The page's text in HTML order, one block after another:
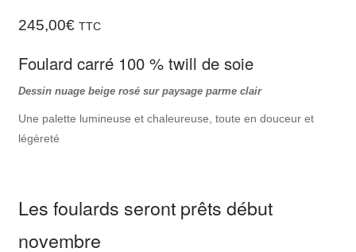
245,00€ TTC
Foulard carré 100 % twill de soie
Dessin nuage beige rosé sur paysage parme clair
Une palette lumineuse et chaleureuse, toute en douceur et
légèreté
Les foulards seront prêts début
novembre